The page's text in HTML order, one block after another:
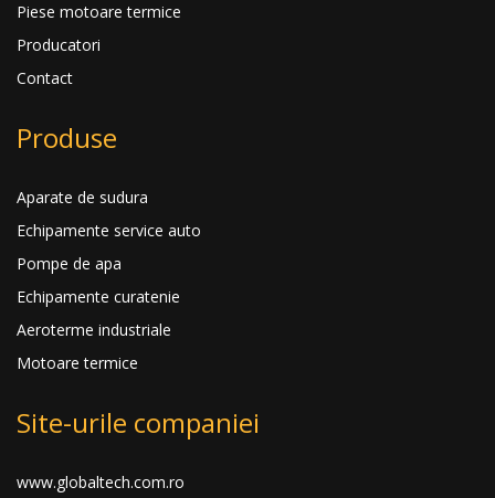
Piese motoare termice
Producatori
Contact
Produse
Aparate de sudura
Echipamente service auto
Pompe de apa
Echipamente curatenie
Aeroterme industriale
Motoare termice
Site-urile companiei
www.globaltech.com.ro